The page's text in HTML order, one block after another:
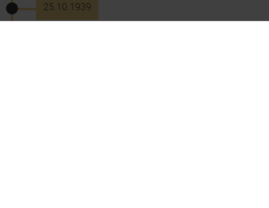
25.10.1939